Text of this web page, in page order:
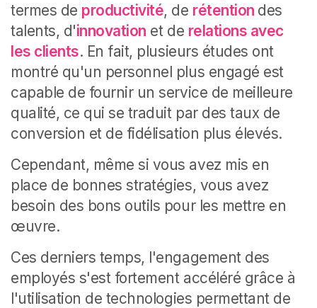
termes de productivité, de rétention des
talents, d'innovation et de relations avec
les clients. En fait, plusieurs études ont
montré qu'un personnel plus engagé est
capable de fournir un service de meilleure
qualité, ce qui se traduit par des taux de
conversion et de fidélisation plus élevés.
Cependant, même si vous avez mis en
place de bonnes stratégies, vous avez
besoin des bons outils pour les mettre en
œuvre.
Ces derniers temps, l'engagement des
employés s'est fortement accéléré grâce à
l'utilisation de technologies permettant de